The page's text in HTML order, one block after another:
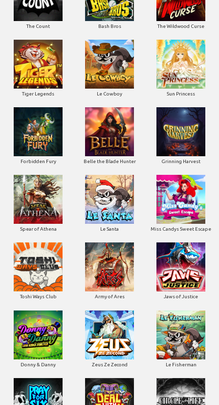
The Count Bash Bros The Wildwood Curse
Tiger Legends Le Cowboy Sun Princess
Forbidden Fury Belle the Blade Hunter Grinning Harvest
Spear of Athena Le Santa Miss Candys Sweet Escape
Toshi Ways Club Army of Ares Jaws of Justice
Donny & Danny Zeus Ze Zecond Le Fisherman